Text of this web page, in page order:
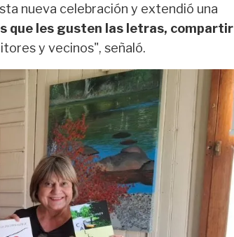
nueva celebración y extendió una
que les gusten las letras, compartir
y vecinos", señaló.